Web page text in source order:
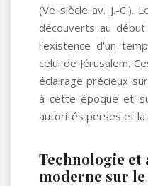
(Ve siècle av. J.-C.).
découverts au
l'existence d'un
celui de Jérusalem.
éclairage précieux
à cette époque et
autorités perses et la
Technologie et
moderne sur